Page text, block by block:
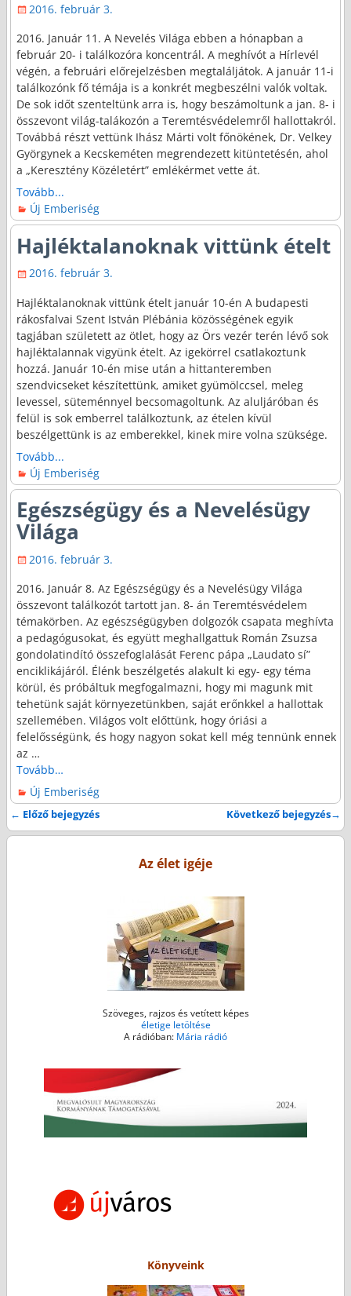
2016. február 3.
2016. Január 11. A Nevelés Világa ebben a hónapban a
február 20- i találkozóra koncentrál. A meghívót a Hírlevél
végén, a februári előrejelzésben megtaláljátok. A január 11-i
találkozónk fő témája is a konkrét megbeszélni valók voltak.
De sok időt szenteltünk arra is, hogy beszámoltunk a jan. 8- i
összevont világ-talákozón a Teremtésvédelemről hallottakról.
Továbbá részt vettünk Ihász Márti volt főnökének, Dr. Velkey
Györgynek a Kecskeméten megrendezett kitüntetésén, ahol
a „Keresztény Közéletért” emlékérmet vette át.
Tovább...
Új Emberiség
Hajléktalanoknak vittünk ételt
2016. február 3.
Hajléktalanoknak vittünk ételt január 10-én A budapesti
rákosfalvai Szent István Plébánia közösségének egyik
tagjában született az ötlet, hogy az Örs vezér terén lévő sok
hajléktalannak vigyünk ételt. Az igekörrel csatlakoztunk
hozzá. Január 10-én mise után a hittanteremben
szendvicseket készítettünk, amiket gyümölccsel, meleg
levessel, süteménnyel becsomagoltunk. Az aluljáróban és
felül is sok emberrel találkoztunk, az ételen kívül
beszélgettünk is az emberekkel, kinek mire volna szüksége.
Tovább...
Új Emberiség
Egészségügy és a Nevelésügy
Világa
2016. február 3.
2016. Január 8. Az Egészségügy és a Nevelésügy Világa
összevont találkozót tartott jan. 8- án Teremtésvédelem
témakörben. Az egészségügyben dolgozók csapata meghívta
a pedagógusokat, és együtt meghallgattuk Román Zsuzsa
gondolatindító összefoglalását Ferenc pápa „Laudato sí”
enciklikájáról. Élénk beszélgetés alakult ki egy- egy téma
körül, és próbáltuk megfogalmazni, hogy mi magunk mit
tehetünk saját környezetünkben, saját erőnkkel a hallottak
szellemében. Világos volt előttünk, hogy óriási a
felelősségünk, és hogy nagyon sokat kell még tennünk ennek
az …
Tovább…
Új Emberiség
Bejegyzés navigáció
← Előző bejegyzés Következő bejegyzés→
Az élet igéje
Szöveges, rajzos és vetített képes
életige letöltése
A rádióban: Mária rádió
Könyveink